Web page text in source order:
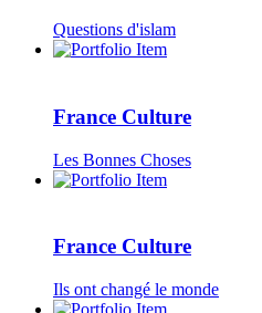
Questions d'islam
France Culture
Les Bonnes Choses
France Culture
Ils ont changé le monde